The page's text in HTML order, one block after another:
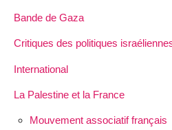
Bande de Gaza
Critiques des politiques
International
La Palestine et la France
Mouvement associatif français